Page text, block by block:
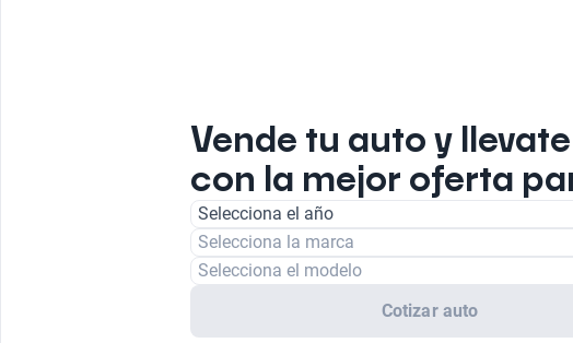
Vende tu auto y
con la mejor oferta
Selecciona el año
Selecciona la marca
Selecciona el modelo
Cotizar auto